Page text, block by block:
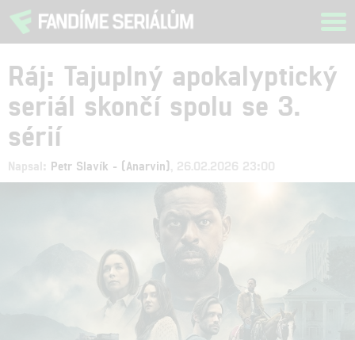
Ráj: Tajuplný apokalyptický
seriál skončí spolu se 3.
sérií
Napsal: Petr Slavík - (Anarvin) , 26.02.2026 23:00